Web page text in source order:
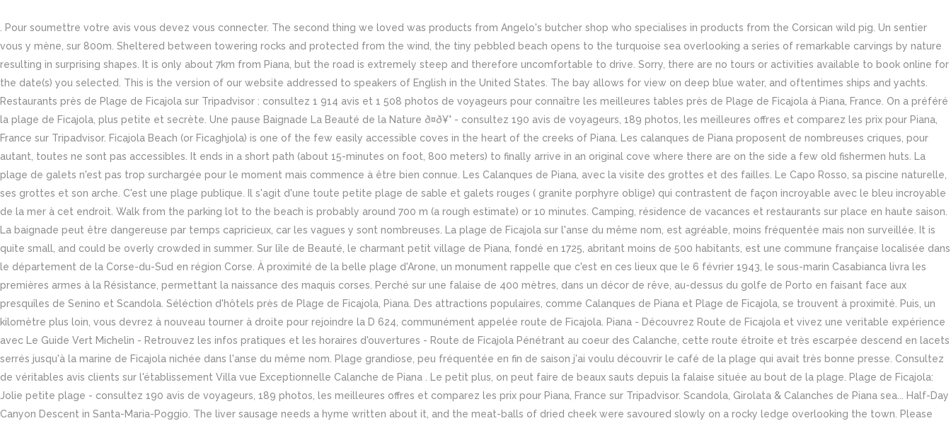
. Pour soumettre votre avis vous devez vous connecter. The second thing we loved was products from Angelo's butcher shop who specialises in products from the Corsican wild pig. Un sentier
vous y mène, sur 800m. Sheltered between towering rocks and protected from the wind, the tiny pebbled beach opens to the turquoise sea overlooking a series of remarkable carvings by nature
resulting in surprising shapes. It is only about 7km from Piana, but the road is extremely steep and therefore uncomfortable to drive. Sorry, there are no tours or activities available to book online for
the date(s) you selected. This is the version of our website addressed to speakers of English in the United States. The bay allows for view on deep blue water, and oftentimes ships and yachts.
Restaurants près de Plage de Ficajola sur Tripadvisor : consultez 1 914 avis et 1 508 photos de voyageurs pour connaître les meilleures tables près de Plage de Ficajola à Piana, France. On a préféré
la plage de Ficajola, plus petite et secrète. Une pause Baignade La Beauté de la Nature ð¤ð¥° - consultez 190 avis de voyageurs, 189 photos, les meilleures offres et comparez les prix pour Piana,
France sur Tripadvisor. Ficajola Beach (or Ficaghjola) is one of the few easily accessible coves in the heart of the creeks of Piana. Les calanques de Piana proposent de nombreuses criques, pour
autant, toutes ne sont pas accessibles. It ends in a short path (about 15-minutes on foot, 800 meters) to finally arrive in an original cove where there are on the side a few old fishermen huts. La
plage de galets n'est pas trop surchargée pour le moment mais commence à être bien connue. Les Calanques de Piana, avec la visite des grottes et des failles. Le Capo Rosso, sa piscine naturelle,
ses grottes et son arche. C'est une plage publique. Il s'agit d'une toute petite plage de sable et galets rouges ( granite porphyre oblige) qui contrastent de façon incroyable avec le bleu incroyable
de la mer à cet endroit. Walk from the parking lot to the beach is probably around 700 m (a rough estimate) or 10 minutes. Camping, résidence de vacances et restaurants sur place en haute saison.
La baignade peut être dangereuse par temps capricieux, car les vagues y sont nombreuses. La plage de Ficajola sur l'anse du même nom, est agréable, moins fréquentée mais non surveillée. It is
quite small, and could be overly crowded in summer. Sur lîle de Beauté, le charmant petit village de Piana, fondé en 1725, abritant moins de 500 habitants, est une commune française localisée dans
le département de la Corse-du-Sud en région Corse. À proximité de la belle plage d'Arone, un monument rappelle que c'est en ces lieux que le 6 février 1943, le sous-marin Casabianca livra les
premières armes à la Résistance, permettant la naissance des maquis corses. Perché sur une falaise de 400 mètres, dans un décor de rêve, au-dessus du golfe de Porto en faisant face aux
presquîles de Senino et Scandola. Séléction d'hôtels près de Plage de Ficajola, Piana. Des attractions populaires, comme Calanques de Piana et Plage de Ficajola, se trouvent à proximité. Puis, un
kilomètre plus loin, vous devrez à nouveau tourner à droite pour rejoindre la D 624, communément appelée route de Ficajola. Piana - Découvrez Route de Ficajola et vivez une veritable expérience
avec Le Guide Vert Michelin - Retrouvez les infos pratiques et les horaires d'ouvertures - Route de Ficajola Pénétrant au coeur des Calanche, cette route étroite et très escarpée descend en lacets
serrés jusqu'à la marine de Ficajola nichée dans l'anse du même nom. Plage grandiose, peu fréquentée en fin de saison j'ai voulu découvrir le café de la plage qui avait très bonne presse. Consultez
de véritables avis clients sur l'établissement Villa vue Exceptionnelle Calanche de Piana . Le petit plus, on peut faire de beaux sauts depuis la falaise située au bout de la plage. Plage de Ficajola:
Jolie petite plage - consultez 190 avis de voyageurs, 189 photos, les meilleures offres et comparez les prix pour Piana, France sur Tripadvisor. Scandola, Girolata & Calanches de Piana sea... Half-Day
Canyon Descent in Santa-Maria-Poggio. The liver sausage needs a hyme written about it, and the meat-balls of dried cheek were savoured slowly on a rocky ledge overlooking the town. Please